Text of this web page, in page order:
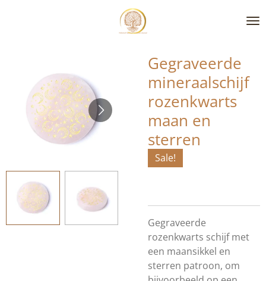
Gegraveerde
mineraalschijf
rozenkwarts
maan en
sterren
Sale!
Gegraveerde
rozenkwarts schijf met
een maansikkel en
sterren patroon, om